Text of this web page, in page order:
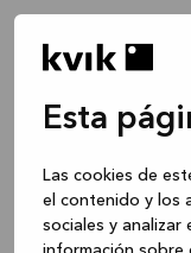
Esta
Las cookies de
el contenido y los
sociales y analizar